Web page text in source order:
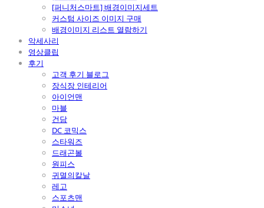
[퍼니처스마트] 배경이미지세트
커스텀 사이즈 이미지 구매
배경이미지 리스트 열람하기
악세사리
영상클립
후기
고객 후기 블로그
장식장 인테리어
아이언맨
마블
건담
DC 코믹스
스타워즈
드래곤볼
원피스
귀멸의칼날
레고
스포츠맨